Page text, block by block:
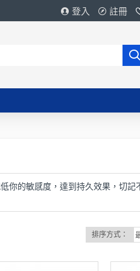
登入 註冊
你的敏感度，達到持久效果，切
排序方式：